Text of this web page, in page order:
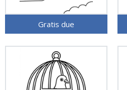
Gratis due